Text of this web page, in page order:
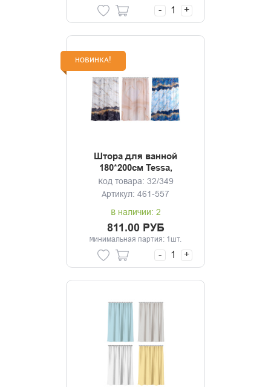
- +
НОВИНКА!
Штора для ванной
180*200см Tessa,
полиэстер
Код товара: 32/349
Артикул: 461-557
В наличии: 2
811.00 РУБ
Минимальная партия: 1шт.
- +